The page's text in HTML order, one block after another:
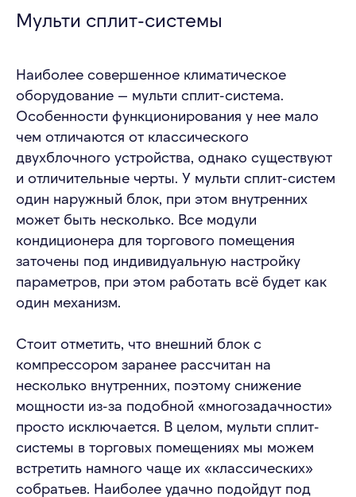
Мульти сплит-системы
Наиболее совершенное климатическое
оборудование — мульти сплит-система.
Особенности функционирования у нее мало
чем отличаются от классического
двухблочного устройства, однако существуют
и отличительные черты. У мульти сплит-систем
один наружный блок, при этом внутренних
может быть несколько. Все модули
кондиционера для торгового помещения
заточены под индивидуальную настройку
параметров, при этом работать всё будет как
один механизм.
Стоит отметить, что внешний блок с
компрессором заранее рассчитан на
несколько внутренних, поэтому снижение
мощности из-за подобной «многозадачности»
просто исключается. В целом, мульти сплит-
системы в торговых помещениях мы можем
встретить намного чаще их «классических»
собратьев. Наиболее удачно подойдут под